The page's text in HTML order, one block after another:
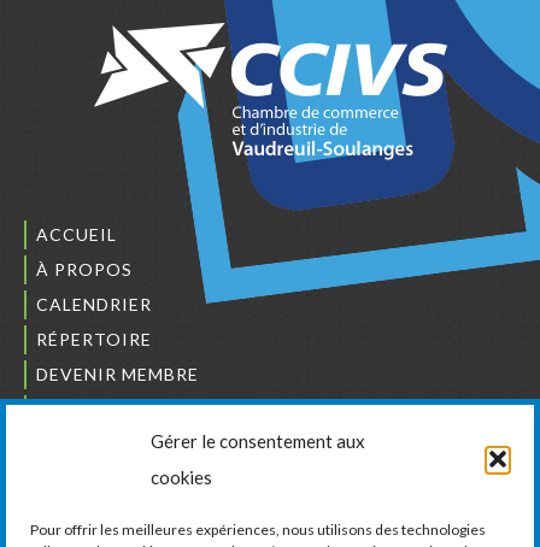
Gérer le consentement aux
cookies
Pour offrir les meilleures expériences, nous utilisons des technologies
ACCUEIL
À PROPOS
CALENDRIER
RÉPERTOIRE
DEVENIR MEMBRE
NOUS JOINDRE
L’ORDRE DES BÂTISSEURS